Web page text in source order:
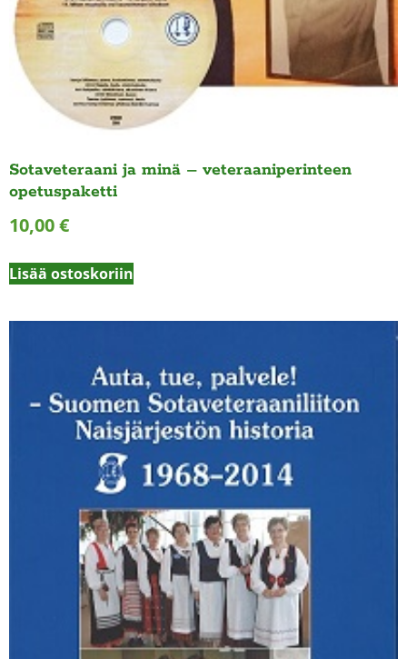
Sotaveteraani ja minä – veteraaniperinteen
opetuspaketti
10,00€
Lisää ostoskoriin